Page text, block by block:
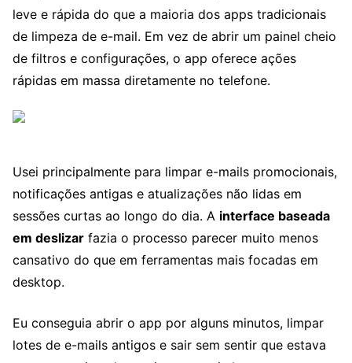
leve e rápida do que a maioria dos apps tradicionais
de limpeza de e-mail. Em vez de abrir um painel cheio
de filtros e configurações, o app oferece ações
rápidas em massa diretamente no telefone.
Usei principalmente para limpar e-mails promocionais,
notificações antigas e atualizações não lidas em
sessões curtas ao longo do dia. A interface baseada
em deslizar fazia o processo parecer muito menos
cansativo do que em ferramentas mais focadas em
desktop.
Eu conseguia abrir o app por alguns minutos, limpar
lotes de e-mails antigos e sair sem sentir que estava